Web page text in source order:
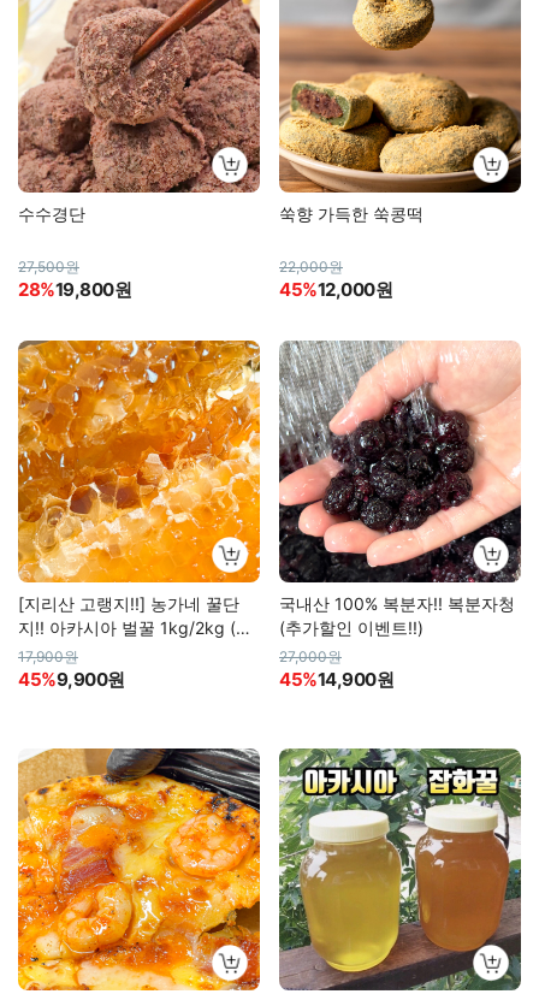
수수경단
27,500원
28%19,800원
쑥향 가득한 쑥콩떡
22,000원
45%12,000원
[지리산 고랭지!!] 농가네 꿀단
지!! 아카시아 벌꿀 1kg/2kg (사
양꿀)
17,900원
45%9,900원
국내산 100% 복분자!! 복분자청
(추가할인 이벤트!!)
27,000원
45%14,900원